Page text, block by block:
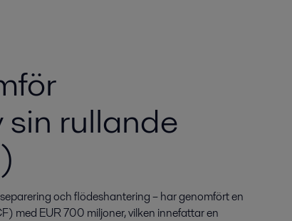
rullande
och flödeshantering – har genomfört en
med EUR 700 miljoner, vilken innefattar en